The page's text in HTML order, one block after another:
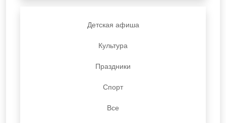
Детская афиша
Культура
Праздники
Спорт
Все